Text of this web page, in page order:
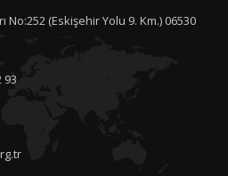
No:252 (Eskişehir Yolu 9. Km.) 06530
93